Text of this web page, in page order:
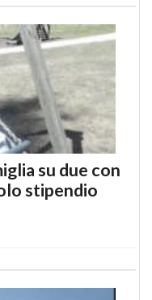
su due con
stipendio